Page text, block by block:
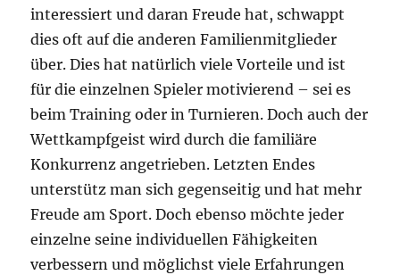
interessiert und daran Freude hat, schwappt
dies oft auf die anderen Familienmitglieder
über. Dies hat natürlich viele Vorteile und ist
für die einzelnen Spieler motivierend – sei es
beim Training oder in Turnieren. Doch auch der
Wettkampfgeist wird durch die familiäre
Konkurrenz angetrieben. Letzten Endes
unterstütz man sich gegenseitig und hat mehr
Freude am Sport. Doch ebenso möchte jeder
einzelne seine individuellen Fähigkeiten
verbessern und möglichst viele Erfahrungen